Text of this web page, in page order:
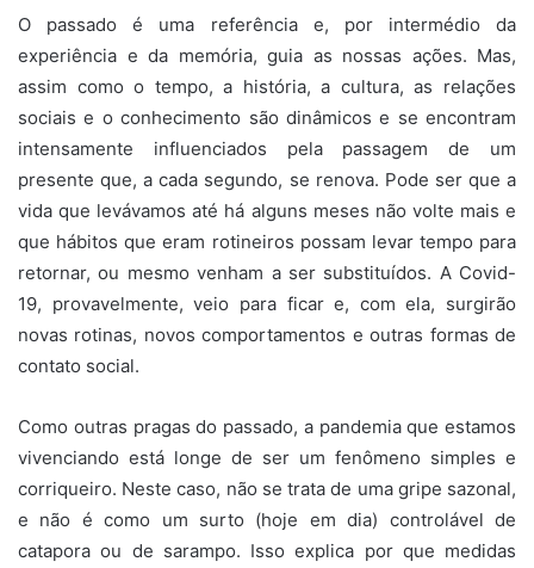
O passado é uma referência e, por intermédio da
experiência e da memória, guia as nossas ações. Mas,
assim como o tempo, a história, a cultura, as relações
sociais e o conhecimento são dinâmicos e se encontram
intensamente influenciados pela passagem de um
presente que, a cada segundo, se renova. Pode ser que a
vida que levávamos até há alguns meses não volte mais e
que hábitos que eram rotineiros possam levar tempo para
retornar, ou mesmo venham a ser substituídos. A Covid-
19, provavelmente, veio para ficar e, com ela, surgirão
novas rotinas, novos comportamentos e outras formas de
contato social.
Como outras pragas do passado, a pandemia que estamos
vivenciando está longe de ser um fenômeno simples e
corriqueiro. Neste caso, não se trata de uma gripe sazonal,
e não é como um surto (hoje em dia) controlável de
catapora ou de sarampo. Isso explica por que medidas